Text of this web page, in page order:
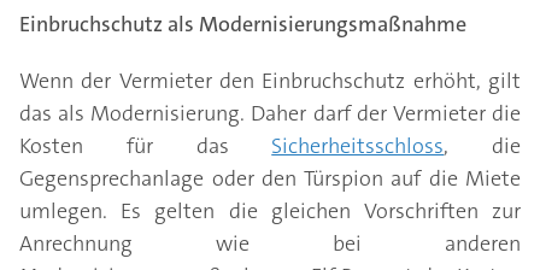
Einbruchschutz als Modernisierungsmaßnahme
Wenn der Vermieter den Einbruchschutz erhöht, gilt
das als Modernisierung. Daher darf der Vermieter die
Kosten für das Sicherheitsschloss, die
Gegensprechanlage oder den Türspion auf die Miete
umlegen. Es gelten die gleichen Vorschriften zur
Anrechnung wie bei anderen